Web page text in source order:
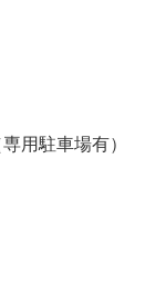
用駐車場有）